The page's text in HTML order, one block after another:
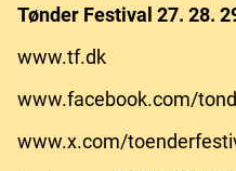
Tønder Festival 27. 28.
www.tf.dk
www.facebook.com/
www.x.com/